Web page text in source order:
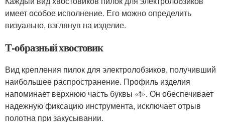
имеет особое исполнение. Его можно определить
визуально, взглянув на изделие.
Т-образный хвостовик
Вид крепления пилок для электролобзиков, получивший
наибольшее распространение. Профиль изделия
напоминает верхнюю часть буквы «t». Он обеспечивает
надежную фиксацию инструмента, исключает отрыв
полотна при закусывании.